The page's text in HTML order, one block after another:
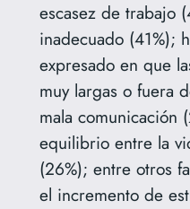
escasez de trabajo
inadecuado (41%);
expresado en que
muy largas o fuera
mala comunicación
equilibrio entre la
(26%); entre otros
el incremento de